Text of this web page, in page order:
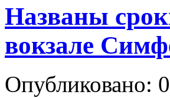
Названы
вокзале
Опубликовано: